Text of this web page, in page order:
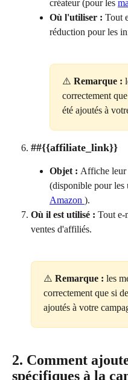
créateur (pour les
Où l'utiliser : Tout
réduction pour les
⚠️ Remarque :
correctement
été ajoutés à
##{{affiliate_link}}
Objet : Affiche
(disponible pour les
Amazon ).
Où il est utilisé : Tout e-
ventes d'affiliés.
⚠️ Remarque : les
correctement que si
ajoutés à votre
2. Comment
spécifiques à la